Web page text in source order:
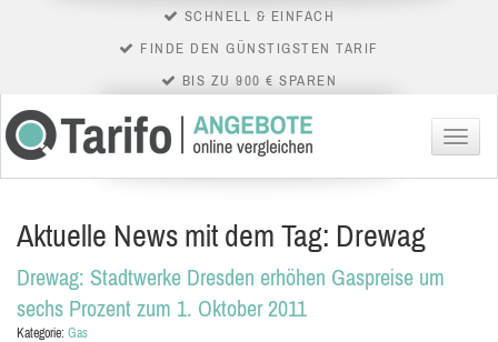
SCHNELL & EINFACH
FINDE DEN GÜNSTIGSTEN TARIF
BIS ZU 900 € SPAREN
Menü
Aktuelle News mit dem Tag: Drewag
Drewag: Stadtwerke Dresden erhöhen Gaspreise um
sechs Prozent zum 1. Oktober 2011
Kategorie: Gas